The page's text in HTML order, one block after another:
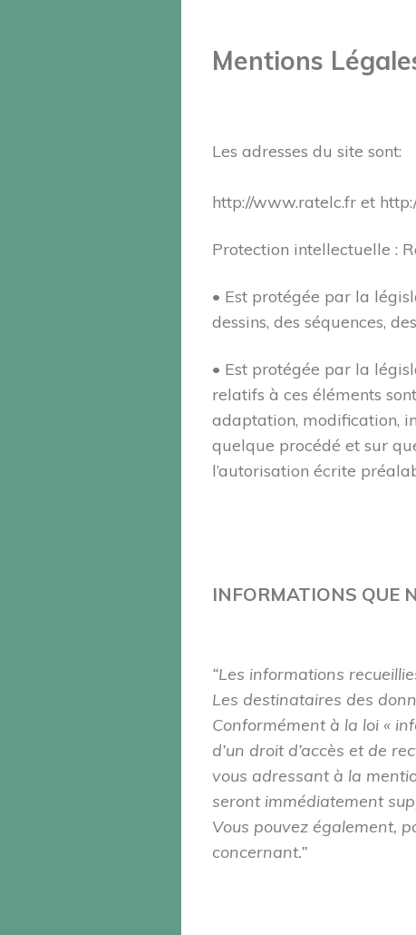
Mentions
Les adresses du site sont:
http://www.ratelc.fr et
Protection intellectuelle :
• Est protégée par la
dessins, des séquences,
• Est protégée par la
relatifs à ces éléments
adaptation, modification,
quelque procédé et sur
l’autorisation écrite
INFORMATIONS QUE
“Les informations
Les destinataires des
Conformément à la loi «
d’un droit d’accès et de
vous adressant à la
seront immédiatement
Vous pouvez également,
concernant.”